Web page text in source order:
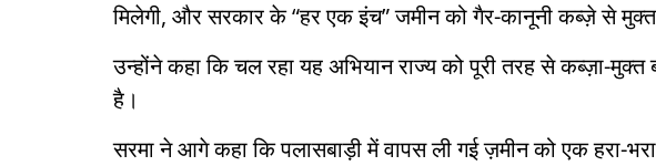
मिलेगी, और सरकार के “हर एक इंच” जमीन को गैर-कानूनी कब्ज़े से
उन्होंने कहा कि चल रहा यह अभियान राज्य को पूरी तरह से कब्ज़ा-
है।
सरमा ने आगे कहा कि पलासबाड़ी में वापस ली गई ज़मीन को एक हरा-